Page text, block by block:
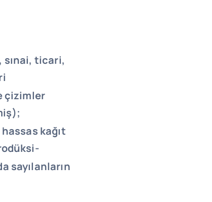
sınai, ticari,
çizimler
kağıt
sayılanların